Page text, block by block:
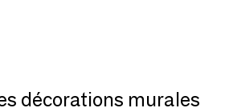
décorations murales